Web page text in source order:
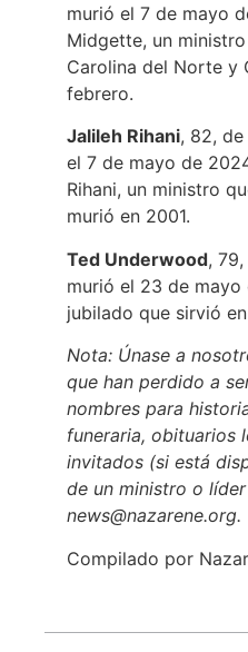
murió el 7 de mayo
Midgette, un
Carolina del Norte y
febrero.
Jalileh Rihani, 82,
el 7 de mayo de
Rihani, un ministro
murió en 2001.
Ted Underwood,
murió el 23 de mayo
jubilado que sirvió
Nota: Únase a
que han perdido a
nombres para
funeraria, obituarios
invitados (si está
de un ministro o
news@nazarene.org.
Compilado por